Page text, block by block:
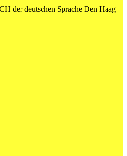
der deutschen Sprache Den Haag